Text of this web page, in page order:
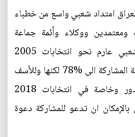
امتداد شعبي واسع من خطباء
ومعتمدين ووكلاء وأئمة جماعة
ساهمت في توجه شعبي عارم نحو انتخابات 2005
و2006 اذ وصلت نسبة المشاركة الى 78‎%‎ لكنها وللأسف
تراجعت عن هذا الدور وخاصة في انتخابات 2018
بالإمكان ان تدعو للمشاركة دعوة